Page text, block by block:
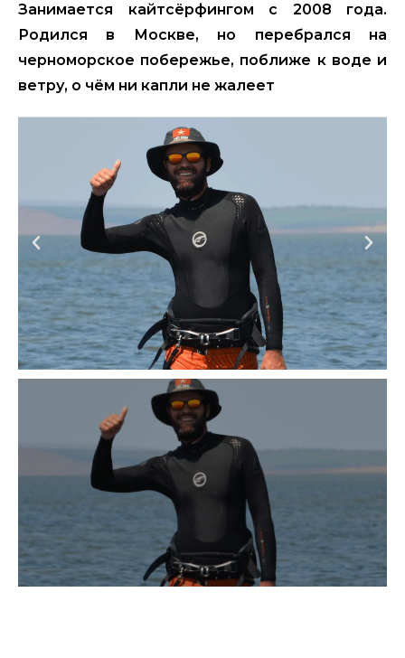
Занимается кайтсёрфингом с 2008 года.
Родился в Москве, но перебрался на
черноморское побережье, поближе к воде и
ветру, о чём ни капли не жалеет